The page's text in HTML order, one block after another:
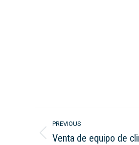
navigation
PREVIOUS
Previous
Venta de equipo de